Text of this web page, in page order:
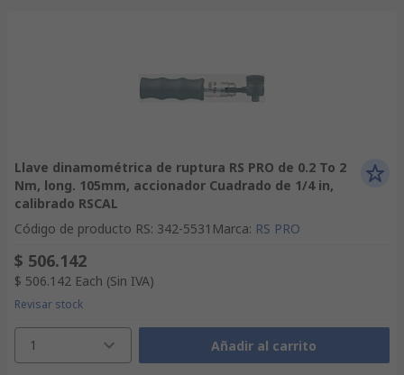
Llave dinamométrica de ruptura RS PRO de 0.2 To 2
Nm, long. 105mm, accionador Cuadrado de 1/4 in,
calibrado RSCAL
Código de producto RS: 342-5531 Marca: RS PRO
$ 506.142
$ 506.142 Each (Sin IVA)
Revisar stock
1 Añadir al carrito